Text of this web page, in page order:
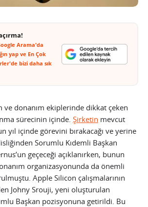
Arama'da
yap ve En Çok
bizi daha sık
ve donanım ekiplerinde dikkat çeken
sürecinin içinde. Şirketin mevcut
yıl içinde görevini bırakacağı ve yerine
Sorumlu Kıdemli Başkan
geçeceği açıklanırken, bunun
organizasyonunda da önemli
Apple Silicon çalışmalarının
Johny Srouji, yeni oluşturulan
Başkan pozisyonuna getirildi. Bu